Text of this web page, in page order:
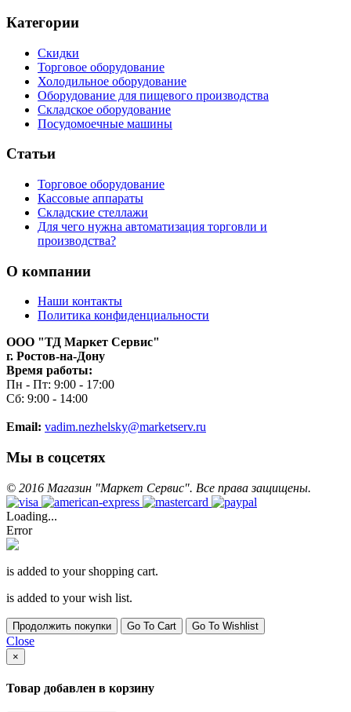
Категории
Скидки
Торговое оборудование
Холодильное оборудование
Оборудование для пищевого производства
Складское оборудование
Посудомоечные машины
Статьи
Торговое оборудование
Кассовые аппараты
Складские стеллажи
Для чего нужна автоматизация торговли и
производства?
О компании
Наши контакты
Политика конфиденциальности
ООО "ТД Маркет Сервис"
г. Ростов-на-Дону
Время работы:
Пн - Пт: 9:00 - 17:00
Сб: 9:00 - 14:00
Email: vadim.nezhelsky@marketserv.ru
Мы в соцсетях
© 2016 Магазин "Маркет Сервис". Все права защищены.
Loading...
Error
is added to your shopping cart.
is added to your wish list.
Продолжить покупки Go To Cart Go To Wishlist
Close
×
Товар добавлен в корзину